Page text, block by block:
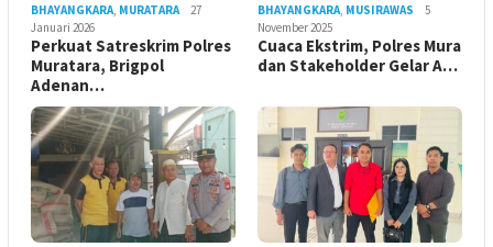
BHAYANGKARA MURATARA
27
Januari 2026
Perkuat Satreskrim Polres
Muratara, Brigpol
Adenan…
BHAYANGKARA MUSIRAWAS
5
November 2025
Cuaca Ekstrim, Polres Mura
dan Stakeholder Gelar A…